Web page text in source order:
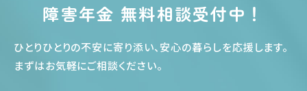
障害年金 無料相談受付中！
ひとりひとりの不安に寄り添い、安心の暮らしを応援します。
まずはお気軽にご相談ください。